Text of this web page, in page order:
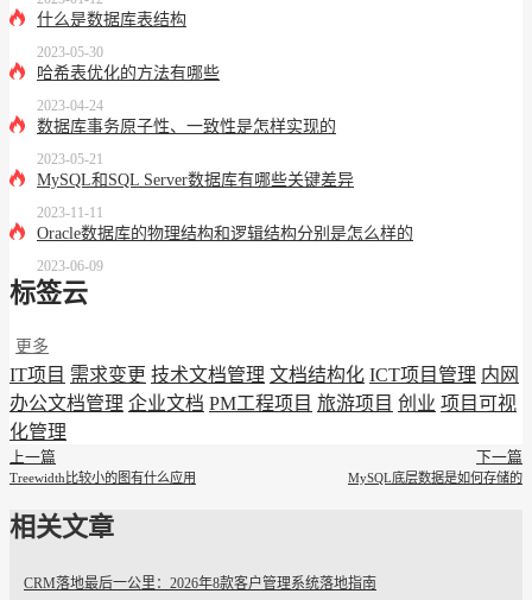
什么是数据库表结构
2023-05-30
哈希表优化的方法有哪些
2023-04-24
数据库事务原子性、一致性是怎样实现的
2023-05-21
MySQL和SQL Server数据库有哪些关键差异
2023-11-11
Oracle数据库的物理结构和逻辑结构分别是怎么样的
2023-06-09
标签云
更多
IT项目 需求变更 技术文档管理 文档结构化 ICT项目管理 内网
办公文档管理 企业文档 PM工程项目 旅游项目 创业 项目可视
化管理
上一篇
Treewidth比较小的图有什么应用
下一篇
MySQL底层数据是如何存储的
相关文章
CRM落地最后一公里：2026年8款客户管理系统落地指南